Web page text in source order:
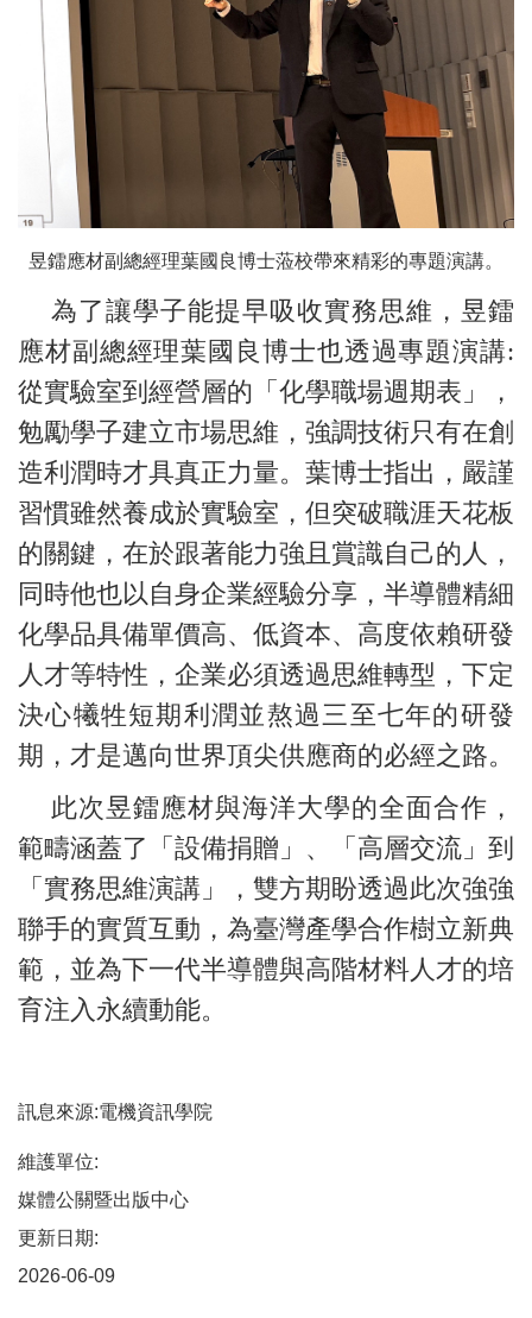
昱鐳應材副總經理葉國良博士蒞校帶來精彩的專題演講。
為了讓學子能提早吸收實務思維，昱鐳
應材副總經理葉國良博士也透過專題演講:
從實驗室到經營層的「化學職場週期表」，
勉勵學子建立市場思維，強調技術只有在創
造利潤時才具真正力量。葉博士指出，嚴謹
習慣雖然養成於實驗室，但突破職涯天花板
的關鍵，在於跟著能力強且賞識自己的人，
同時他也以自身企業經驗分享，半導體精細
化學品具備單價高、低資本、高度依賴研發
人才等特性，企業必須透過思維轉型，下定
決心犧牲短期利潤並熬過三至七年的研發
期，才是邁向世界頂尖供應商的必經之路。
此次昱鐳應材與海洋大學的全面合作，
範疇涵蓋了「設備捐贈」、「高層交流」到
「實務思維演講」，雙方期盼透過此次強強
聯手的實質互動，為臺灣產學合作樹立新典
範，並為下一代半導體與高階材料人才的培
育注入永續動能。
訊息來源:電機資訊學院
維護單位:
媒體公關暨出版中心
更新日期:
2026-06-09